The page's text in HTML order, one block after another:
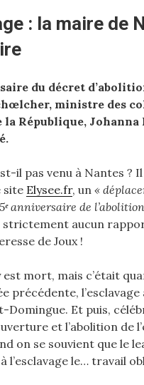
: la maire de
du décret
ministre des
République, Johanna
il pas venu à Nantes ? Il
site Elysee.fr, un «
ᵉanniversaire de
strictement aucun
de Joux !
mort, mais c’était
précédente,
Domingue. Et puis,
et l’abolition de
on se souvient que le
l’esclavage le… travail